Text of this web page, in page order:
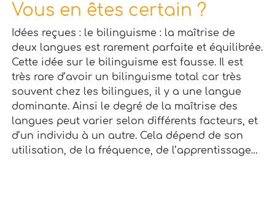
Vous en êtes certain ?
Idées reçues : le bilinguisme : la maîtrise de
deux langues est rarement parfaite et équilibrée.
Cette idée sur le bilinguisme est fausse. Il est
très rare d’avoir un bilinguisme total car très
souvent chez les bilingues, il y a une langue
dominante. Ainsi le degré de la maîtrise des
langues peut varier selon différents facteurs, et
d’un individu à un autre. Cela dépend de son
utilisation, de la fréquence, de l’apprentissage…